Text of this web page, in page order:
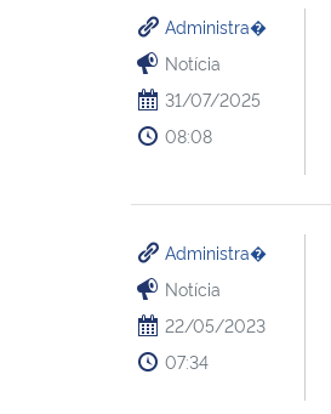
Administra�
Notícia
31/07/2025
08:08
Administra�
Notícia
22/05/2023
07:34